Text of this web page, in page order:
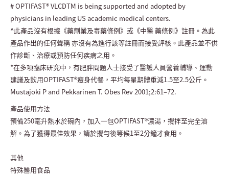
# OPTIFAST® VLCDTM is being supported and adopted by
physicians in leading US academic medical centers.
^此產品沒有根據《藥劑業及毒藥條例》或《中醫 藥條例》註冊。為此
產品作出的任何聲稱 亦沒有為進行該等註冊而接受評核。此產品並不供
作診斷、治療或預防任何疾病之用。
*在多項臨床研究中，有肥胖問題人士接受了醫護人員營養輔導、運動
建議及飲用OPTIFAST®瘦身代餐，平均每星期體重減1.5至2.5公斤。
Mustajoki P and Pekkarinen T. Obes Rev 2001;2:61–72.
產品使用方法
預備250毫升熱水於碗內，加入一包OPTIFAST®濃湯，攪拌至完全溶
解。為了獲得最佳效果，請於攪勻後等候1至2分鐘才食用。
其他
特殊醫用食品